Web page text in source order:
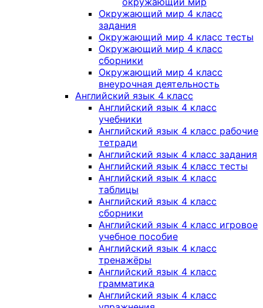
Окружающий мир 4 класс
задания
Окружающий мир 4 класс тесты
Окружающий мир 4 класс
сборники
Окружающий мир 4 класс
внеурочная деятельность
Английский язык 4 класс
Английский язык 4 класс
учебники
Английский язык 4 класс рабочие
тетради
Английский язык 4 класс задания
Английский язык 4 класс тесты
Английский язык 4 класс
таблицы
Английский язык 4 класс
сборники
Английский язык 4 класс игровое
учебное пособие
Английский язык 4 класс
тренажёры
Английский язык 4 класс
грамматика
Английский язык 4 класс